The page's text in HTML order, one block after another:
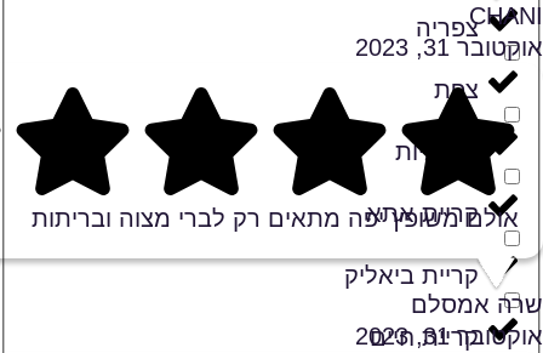
צפריה
צפת
קוממיות
קריית אתא
קריית ביאליק
קריית חיים
CHANI
אוקטובר 31, 2023
Rating 5 out of 5
אולם משופץ יפה מתאים רק לברי מצוה ובריתות
שרה אמסלם
אוקטובר 31, 2023